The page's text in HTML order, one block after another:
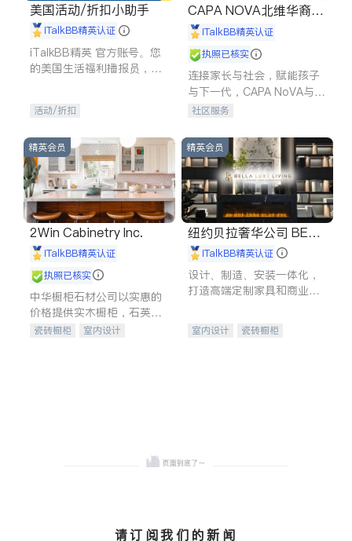
美国活动/折扣小助手
iTalkBB精英认证
iTalkBB精英 官方账号。您
的美国生活福利播报员，精
专属福利。
活动/折扣
CAPA NOVA北维华裔家
长会iTalkBB精英认证
执照已核实
连接家长与社会，赋能孩子
与下一代，CAPA NoVA与您
携手建设包容、公平、充满
社区服务
精英会员
2Win Cabinetry Inc.
iTalkBB精英认证
执照已核实
中华橱柜石材公司以实惠的
价格提供实木橱柜，石英石
台面，多种优质不锈钢水
瓷砖橱柜
室内设计
精英会员
纽约贝拉奢华公司 BELL
A LUXE
iTalkBB精英认证
设计、制造、安装一体化，
打造高端定制家具和商业空
室内设计
瓷砖橱柜
请订阅我们的新闻